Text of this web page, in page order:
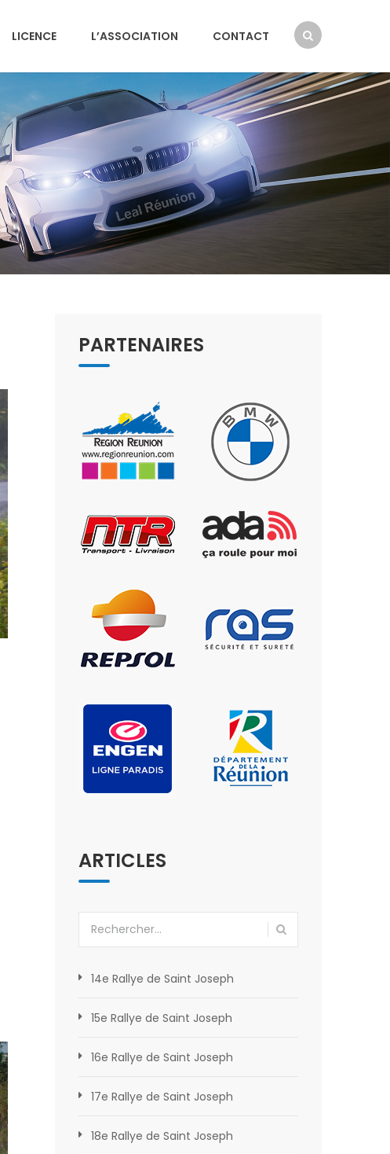
LICENCE L’ASSOCIATION CONTACT
PARTENAIRES
ARTICLES
Rechercher :
14e Rallye de Saint Joseph
15e Rallye de Saint Joseph
16e Rallye de Saint Joseph
17e Rallye de Saint Joseph
18e Rallye de Saint Joseph